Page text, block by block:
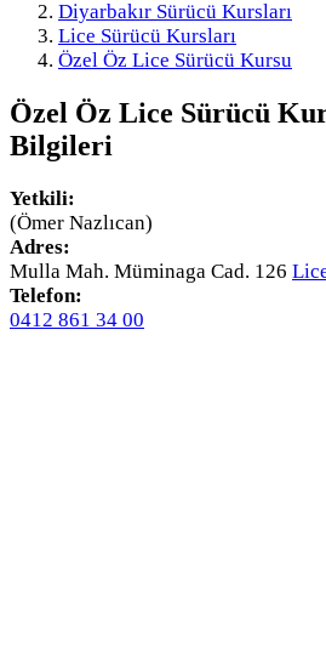
Diyarbakır Sürücü Kursları
Lice Sürücü Kursları
Özel Öz Lice Sürücü Kursu
Özel Öz Lice Sürücü
Bilgileri
Yetkili:
(Ömer Nazlıcan)
Adres:
Mulla Mah. Müminaga Cad. 126
Telefon:
0412 861 34 00